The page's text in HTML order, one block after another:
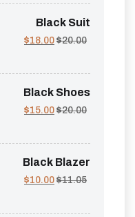
Black Suit
$20.00
$18.00
Black Shoes
$20.00
$15.00
Black Blazer
$11.05
$10.00